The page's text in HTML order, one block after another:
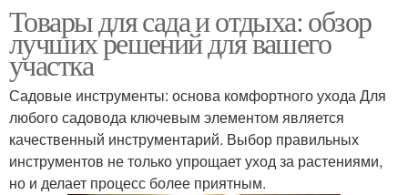
Товары для сада и отдыха: обзор
лучших решений для вашего
участка
Садовые инструменты: основа комфортного ухода Для
любого садовода ключевым элементом является
качественный инструментарий. Выбор правильных
инструментов не только упрощает уход за растениями,
но и делает процесс более приятным.